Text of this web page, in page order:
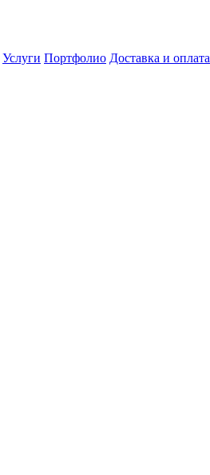
Услуги Портфолио Доставка и оплата